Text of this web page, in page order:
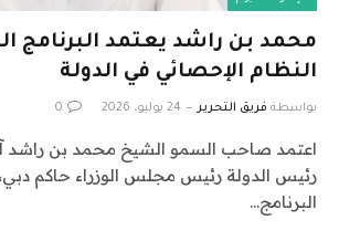
محمد بن راشد يعتمد البرنامج
النظام الإحصائي في الدولة
بواسطة فريق التحرير 24 يوليو، 2026 0
اعتمد صاحب السمو الشيخ محمد بن راشد
رئيس الدولة رئيس مجلس الوزراء حاكم دبي،
البرنامج…